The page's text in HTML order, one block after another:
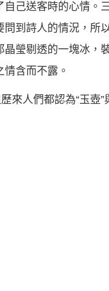
己送客時的心情。
問到詩人的情況，所
瑩剔透的一塊冰，
含而不露。
來人們都認為“玉壺